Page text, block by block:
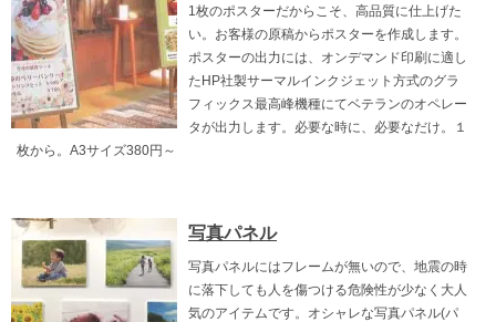
1枚のポスターだからこそ、高品質に仕上げた
い。お客様の原稿からポスターを作成します。
ポスターの出力には、オンデマンド印刷に適し
たHP社製サーマルインクジェット方式のグラ
フィックス最高峰機種にてベテランのオペレー
タが出力します。必要な時に、必要なだけ。１
枚から。A3サイズ380円～
写真パネル
写真パネルにはフレームが無いので、地震の時
に落下しても人を傷つける危険性が少なく大人
気のアイテムです。オシャレな写真パネル(パ